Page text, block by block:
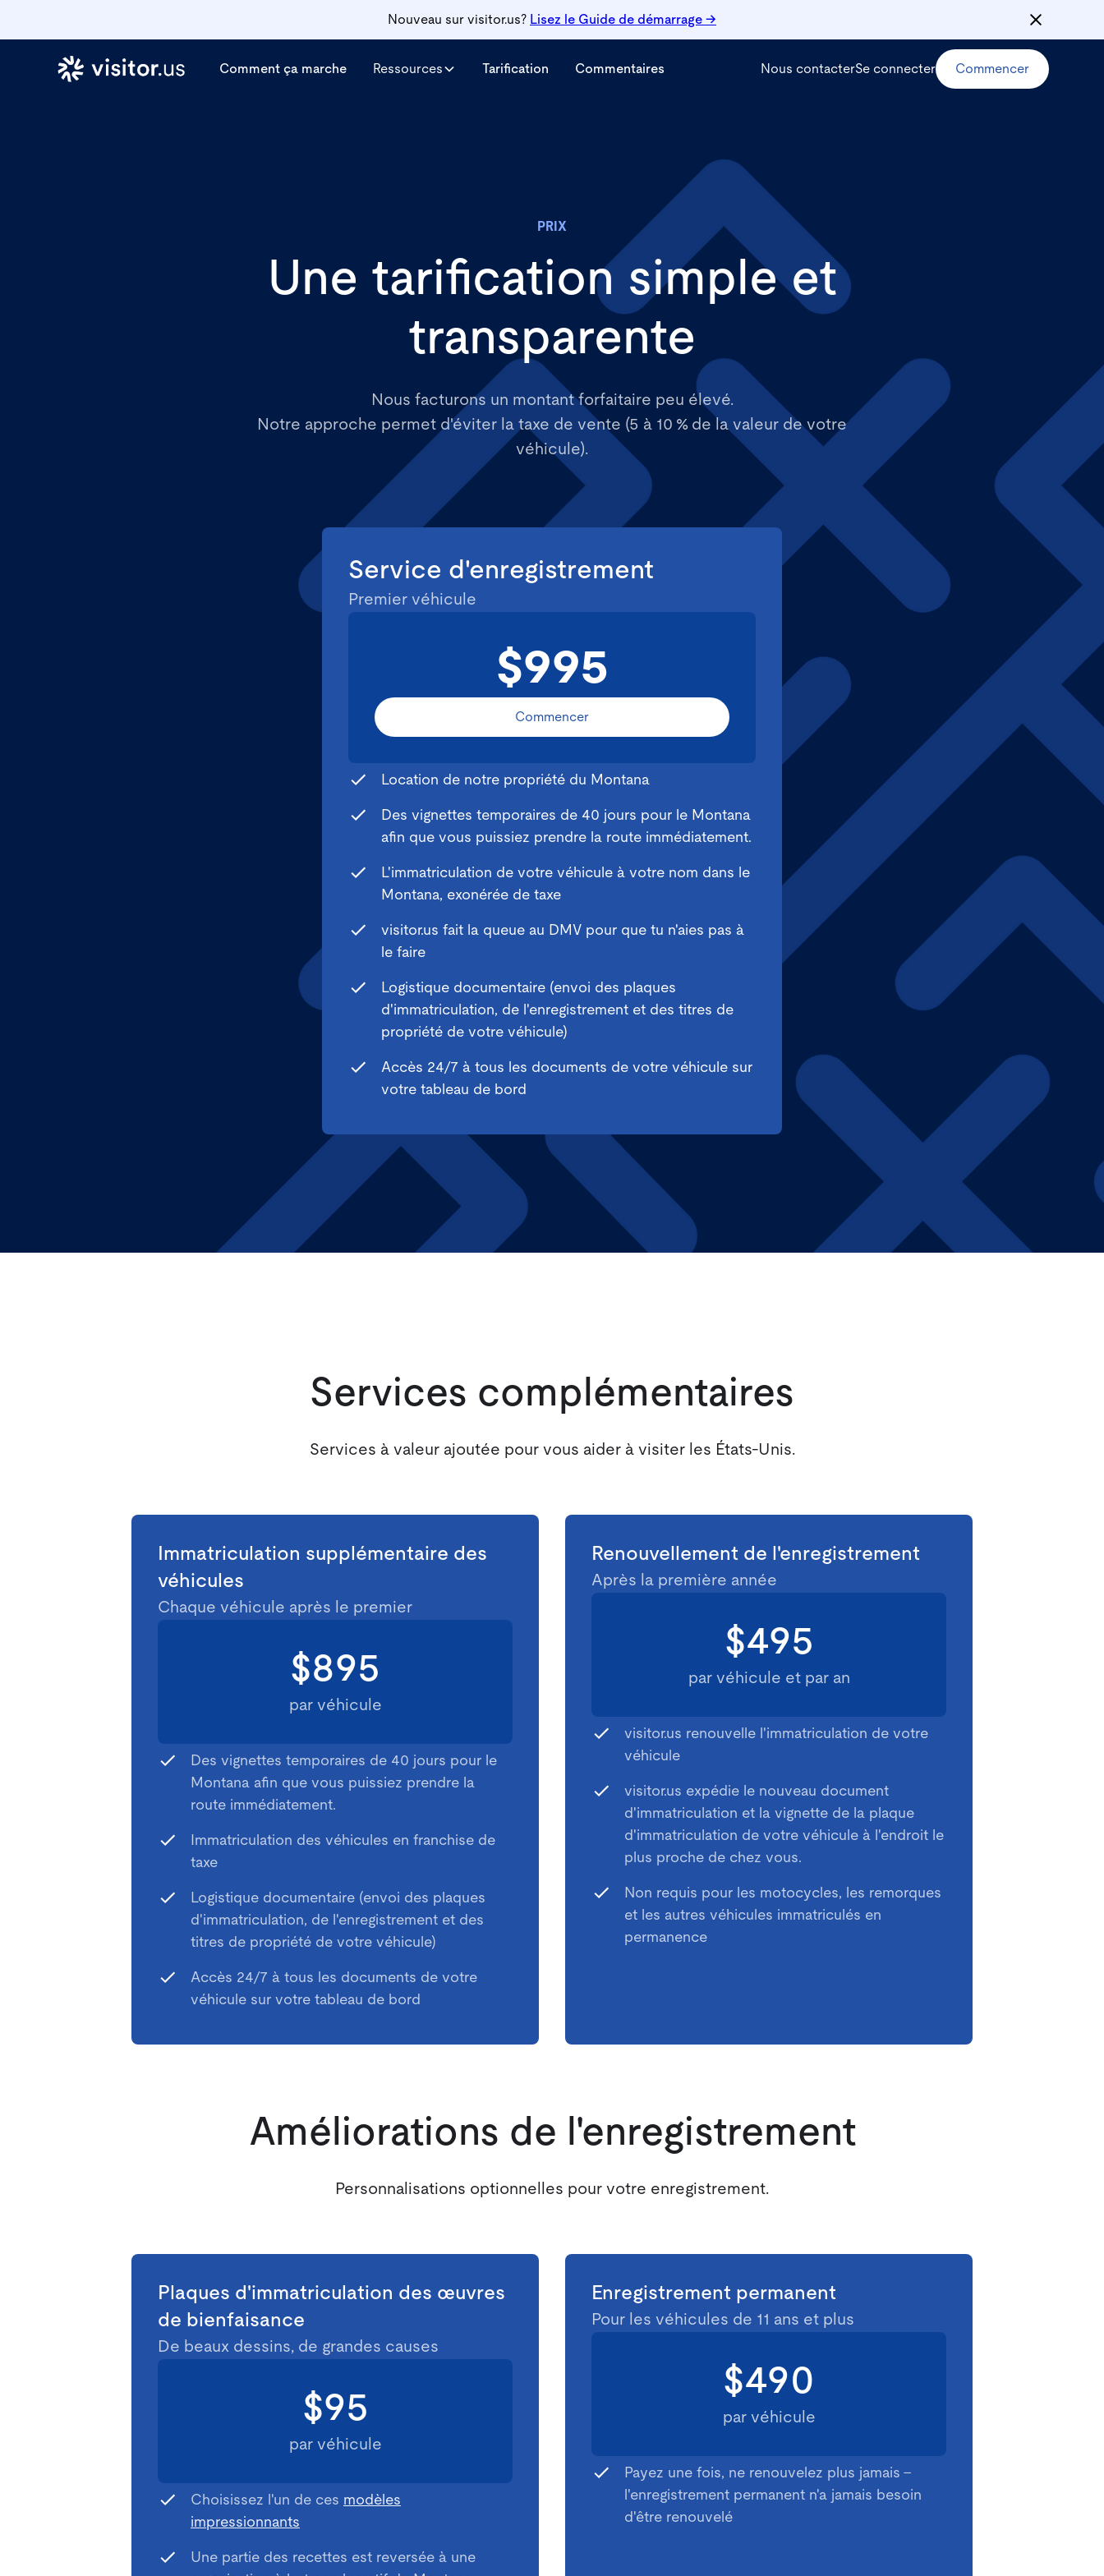
Nouveau sur visitor.us? Lisez le Guide de démarrage →
Comment ça marche Ressources Tarification Commentaires Nous contacterSe connecter Commencer
PRIX
Une tarification simple et
transparente
Nous facturons un montant forfaitaire peu élevé.
Notre approche permet d'éviter la taxe de vente (5 à 10 % de la valeur de votre
véhicule).
Service d'enregistrement
Premier véhicule
$995
Commencer
Location de notre propriété du Montana
Des vignettes temporaires de 40 jours pour le Montana
afin que vous puissiez prendre la route immédiatement.
L'immatriculation de votre véhicule à votre nom dans le
Montana, exonérée de taxe
visitor.us fait la queue au DMV pour que tu n'aies pas à
le faire
Logistique documentaire (envoi des plaques
d'immatriculation, de l'enregistrement et des titres de
propriété de votre véhicule)
Accès 24/7 à tous les documents de votre véhicule sur
votre tableau de bord
Services complémentaires
Services à valeur ajoutée pour vous aider à visiter les États-Unis.
Immatriculation supplémentaire des
véhicules
Chaque véhicule après le premier
$895
par véhicule
Des vignettes temporaires de 40 jours pour le
Montana afin que vous puissiez prendre la
route immédiatement.
Immatriculation des véhicules en franchise de
taxe
Logistique documentaire (envoi des plaques
d'immatriculation, de l'enregistrement et des
titres de propriété de votre véhicule)
Accès 24/7 à tous les documents de votre
véhicule sur votre tableau de bord
Renouvellement de l'enregistrement
Après la première année
$495
par véhicule et par an
visitor.us renouvelle l'immatriculation de votre
véhicule
visitor.us expédie le nouveau document
d'immatriculation et la vignette de la plaque
d'immatriculation de votre véhicule à l'endroit le
plus proche de chez vous.
Non requis pour les motocycles, les remorques
et les autres véhicules immatriculés en
permanence
Améliorations de l'enregistrement
Personnalisations optionnelles pour votre enregistrement.
Plaques d'immatriculation des œuvres
de bienfaisance
De beaux dessins, de grandes causes
$95
par véhicule
Choisissez l'un de ces modèles
impressionnants
Une partie des recettes est reversée à une
Enregistrement permanent
Pour les véhicules de 11 ans et plus
$490
par véhicule
Payez une fois, ne renouvelez plus jamais -
l'enregistrement permanent n'a jamais besoin
d'être renouvelé